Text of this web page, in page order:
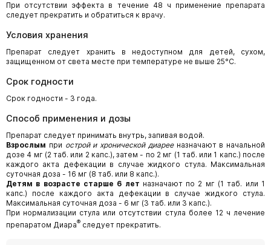
При отсутствии эффекта в течение 48 ч применение препарата
следует прекратить и обратиться к врачу.
Условия хранения
Препарат следует хранить в недоступном для детей, сухом,
защищенном от света месте при температуре не выше 25°С.
Срок годности
Срок годности - 3 года.
Способ применения и дозы
Препарат следует принимать внутрь, запивая водой.
Взрослым при острой и хронической диарееназначают в начальной
дозе 4 мг (2 таб. или 2 капс.), затем - по 2 мг (1 таб. или 1 капс.) после
каждого акта дефекации в случае жидкого стула. Максимальная
суточная доза - 16 мг (8 таб. или 8 капс.).
Детям в возрасте старше 6 лет назначают по 2 мг (1 таб. или 1
капс.) после каждого акта дефекации в случае жидкого стула.
Максимальная суточная доза - 6 мг (3 таб. или 3 капс.).
При нормализации стула или отсутствии стула более 12 ч лечение
препаратом Диара® следует прекратить.